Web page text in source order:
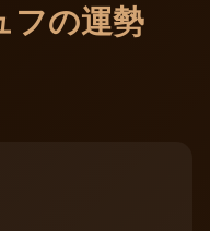
フの運勢